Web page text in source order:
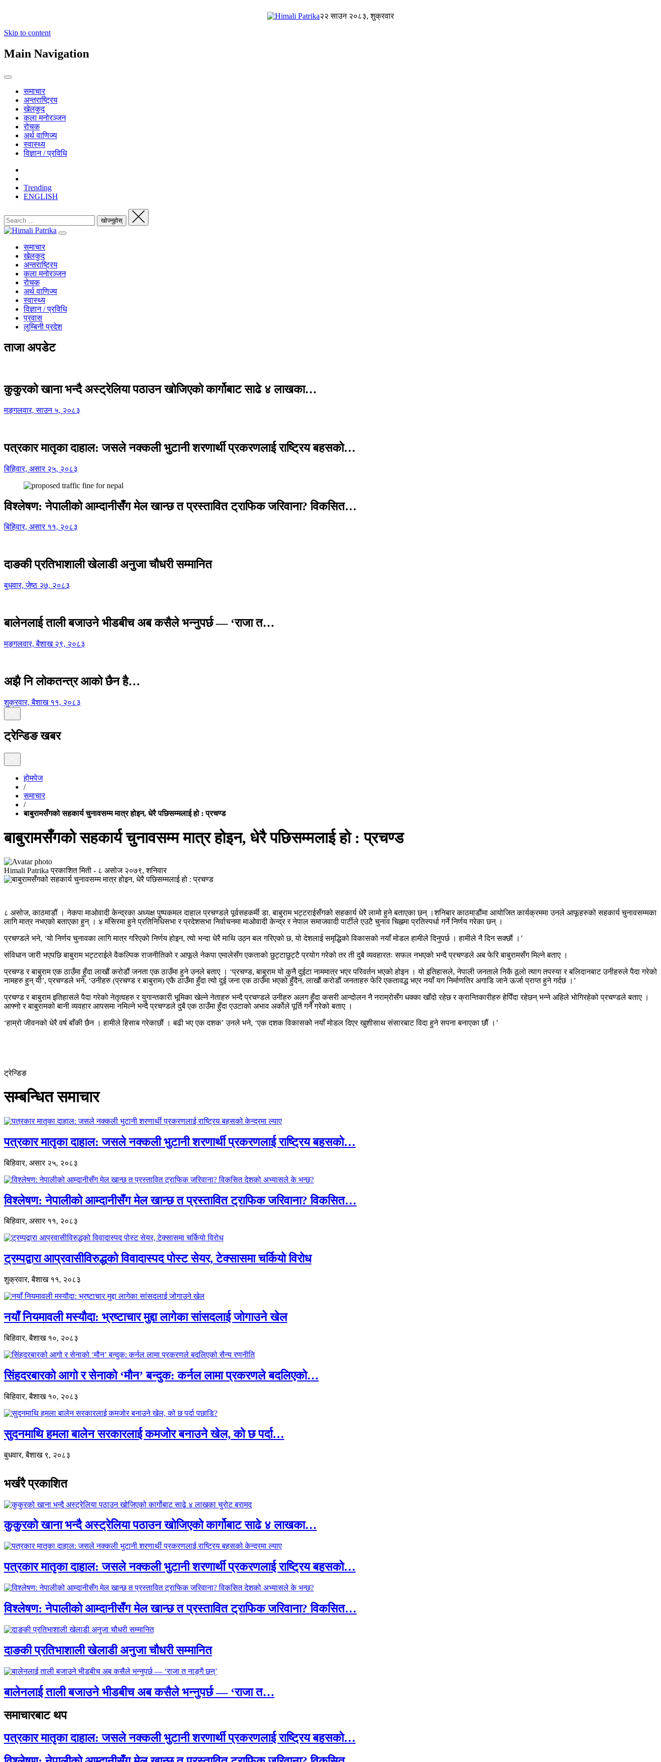
२२ साउन २०८३, शुक्रवार
Skip to content
Main Navigation
समाचार
अन्तराष्ट्रिय
खेलकुद
कला मनोरञ्जन
रोचक
अर्थ वाणिज्य
स्वास्थ्य
विज्ञान / प्रविधि
Trending
ENGLISH
समाचार
खेलकुद
अन्तराष्ट्रिय
कला मनोरञ्जन
रोचक
अर्थ वाणिज्य
स्वास्थ्य
विज्ञान / प्रविधि
प्रवास
लुम्बिनी प्रदेश
ताजा अपडेट
कुकुरको खाना भन्दै अस्ट्रेलिया पठाउन खोजिएको कार्गोबाट साढे ४ लाखका…
मङ्गलवार, साउन ५, २०८३
पत्रकार मातृका दाहाल: जसले नक्कली भुटानी शरणार्थी प्रकरणलाई राष्ट्रिय बहसको…
बिहिवार, असार २५, २०८३
विश्लेषण: नेपालीको आम्दानीसँग मेल खान्छ त प्रस्तावित ट्राफिक जरिवाना? विकसित…
बिहिवार, असार ११, २०८३
दाङकी प्रतिभाशाली खेलाडी अनुजा चौधरी सम्मानित
बुधवार, जेष्ठ २७, २०८३
बालेनलाई ताली बजाउने भीडबीच अब कसैले भन्नुपर्छ — ‘राजा त…
मङ्गलवार, बैशाख २९, २०८३
अझै नि लोकतन्त्र आको छैन है…
शुक्रवार, बैशाख ११, २०८३
ट्रेन्डिङ खबर
होमपेज
/
समाचार
/
बाबुरामसँगको सहकार्य चुनावसम्म मात्र होइन, धेरै पछिसम्मलाई हो : प्रचण्ड
बाबुरामसँगको सहकार्य चुनावसम्म मात्र होइन, धेरै पछिसम्मलाई हो : प्रचण्ड
Himali Patrika प्रकाशित मिती - ८ असोज २०७९, शनिवार
८ असोज, काठमाडौं । नेकपा माओवादी केन्द्रका अध्यक्ष पुष्पकमल दाहाल प्रचण्डले पूर्वसहकर्मी डा. बाबुराम भट्टराईसँगको सहकार्य धेरै लामो हुने बताएका छन् ।शनिबार काठमाडौंमा आयोजित कार्यक्रममा उनले आफूहरुको सहकार्य चुनावसम्मका
लागि मात्र नभएको बताएका हुन् । ४ मंसिरमा हुने प्रतिनिधिसभा र प्रदेशसभा निर्वाचनमा माओवादी केन्द्र र नेपाल समाजवादी पार्टीले एउटै चुनाव चिह्नमा प्रतिस्पर्धा गर्ने निर्णय गरेका छन् ।
प्रचण्डले भने, ‘यो निर्णय चुनावका लागि मात्र गरिएको निर्णय होइन, त्यो भन्दा धेरै माथि उठ्न बल गरिएको छ, यो देशलाई समृद्धिको विकासको नयाँ मोडल हामीले दिनुपर्छ । हामीले नै दिन सक्छौं ।’
संविधान जारी भएपछि बाबुराम भट्टराईले वैकल्पिक राजनीतिको र आफूले नेकपा एमालेसँग एकताको छुट्टाछुट्टै प्रयोग गरेको तर ती दुबै व्यवहारतः सफल नभएको भन्दै प्रचण्डले अब फेरि बाबुरामसँग मिल्ने बताए ।
प्रचण्ड र बाबुराम एक ठाउँमा हुँदा लाखौं करोडौं जनता एक ठाउँमा हुने उनले बताए । ‘प्रचण्ड, बाबुराम यो कुनै दुईटा नाममात्र भएर परिवर्तन भएको होइन । यो इतिहासले, नेपाली जनताले निकै ठूलो त्याग तपस्या र बलिदानबाट उनीहरुले पैदा गरेको
नामहरु हुन् यी’, प्रचण्डले भने, ‘उनीहरु (प्रचण्ड र बाबुराम) एकै ठाउँमा हुँदा त्यो दुई जना एक ठाउँमा भएको हुँदैन, लाखौं करोडौं जनताहरु फेरि एकतावद्ध भएर नयाँ यग निर्माणतिर अगाडि जाने ऊर्जा प्राप्त हुने गर्दछ ।’
प्रचण्ड र बाबुराम इतिहासले पैदा गरेको नेतृत्वहरु र युगान्तकारी भूमिका खेल्ने नेताहरु भन्दै प्रचण्डले उनीहरु अलग हुँदा कसरी आन्दोलन नै नराम्रोसँग धक्का खाँदो रहेछ र क्रान्तिकारीहरु हेपिँदा रहेछन् भन्ने अहिले भोगिरहेको प्रचण्डले बताए ।
आफ्नो र बाबुरामको बानी व्यवहार आपसमा नमिल्ने भन्दै प्रचण्डले दुबै एक ठाउँमा हुँदा एउटाको अभाव अर्कोले पूर्ति गर्ने गरेको बताए ।
‘हाम्रो जीवनको धेरै वर्ष बाँकी छैन । हामीले हिसाब गरेकाछौं । बढी भए एक दशक’ उनले भने, ‘एक दशक विकासको नयाँ मोडल दिएर खुशीसाथ संसारबाट विदा हुने सपना बनाएका छौं ।’
ट्रेन्डिङ
सम्बन्धित समाचार
पत्रकार मातृका दाहाल: जसले नक्कली भुटानी शरणार्थी प्रकरणलाई राष्ट्रिय बहसको…
बिहिवार, असार २५, २०८३
विश्लेषण: नेपालीको आम्दानीसँग मेल खान्छ त प्रस्तावित ट्राफिक जरिवाना? विकसित…
बिहिवार, असार ११, २०८३
ट्रम्पद्वारा आप्रवासीविरुद्धको विवादास्पद पोस्ट सेयर, टेक्सासमा चर्कियो विरोध
शुक्रवार, बैशाख ११, २०८३
नयाँ नियमावली मस्यौदा: भ्रष्टाचार मुद्दा लागेका सांसदलाई जोगाउने खेल
बिहिवार, बैशाख १०, २०८३
सिंहदरबारको आगो र सेनाको ‘मौन’ बन्दुक: कर्नल लामा प्रकरणले बदलिएको…
बिहिवार, बैशाख १०, २०८३
सुदनमाथि हमला बालेन सरकारलाई कमजोर बनाउने खेल, को छ पर्दा…
बुधवार, बैशाख ९, २०८३
भर्खरै प्रकाशित
कुकुरको खाना भन्दै अस्ट्रेलिया पठाउन खोजिएको कार्गोबाट साढे ४ लाखका…
पत्रकार मातृका दाहाल: जसले नक्कली भुटानी शरणार्थी प्रकरणलाई राष्ट्रिय बहसको…
विश्लेषण: नेपालीको आम्दानीसँग मेल खान्छ त प्रस्तावित ट्राफिक जरिवाना? विकसित…
दाङकी प्रतिभाशाली खेलाडी अनुजा चौधरी सम्मानित
बालेनलाई ताली बजाउने भीडबीच अब कसैले भन्नुपर्छ — ‘राजा त…
समाचारबाट थप
पत्रकार मातृका दाहाल: जसले नक्कली भुटानी शरणार्थी प्रकरणलाई राष्ट्रिय बहसको…